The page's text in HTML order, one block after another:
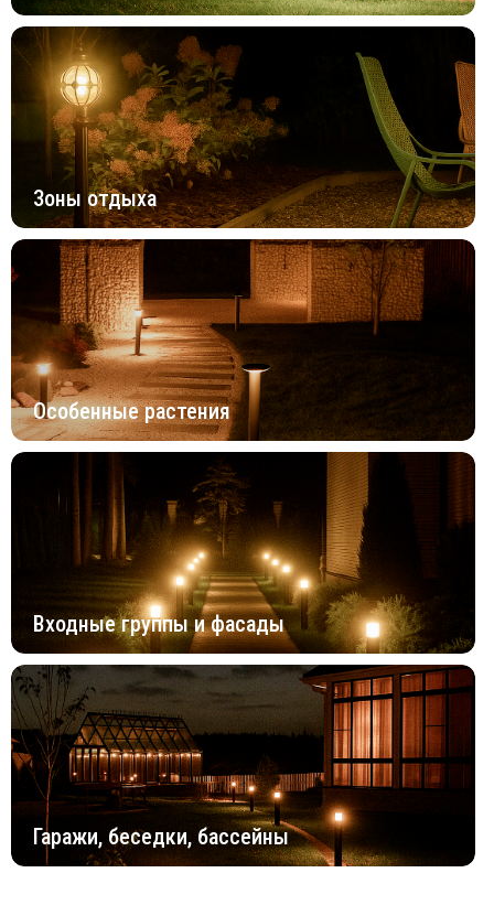
Особенные растения
Входные группы и фасады
Гаражи, беседки, бассейны
Зоны отдыха